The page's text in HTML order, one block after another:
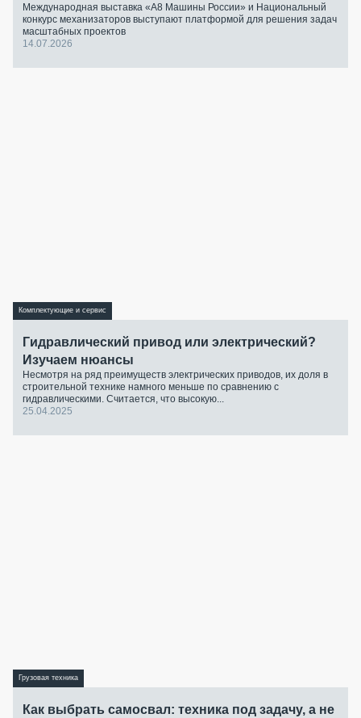
Международная выставка «А8 Машины России» и Национальный
конкурс механизаторов выступают платформой для решения задач
масштабных проектов
14.07.2026
Комплектующие и сервис
Гидравлический привод или электрический?
Изучаем нюансы
Несмотря на ряд преимуществ электрических приводов, их доля в
строительной технике намного меньше по сравнению с
гидравлическими. Считается, что высокую...
25.04.2025
Грузовая техника
Как выбрать самосвал: техника под задачу, а не